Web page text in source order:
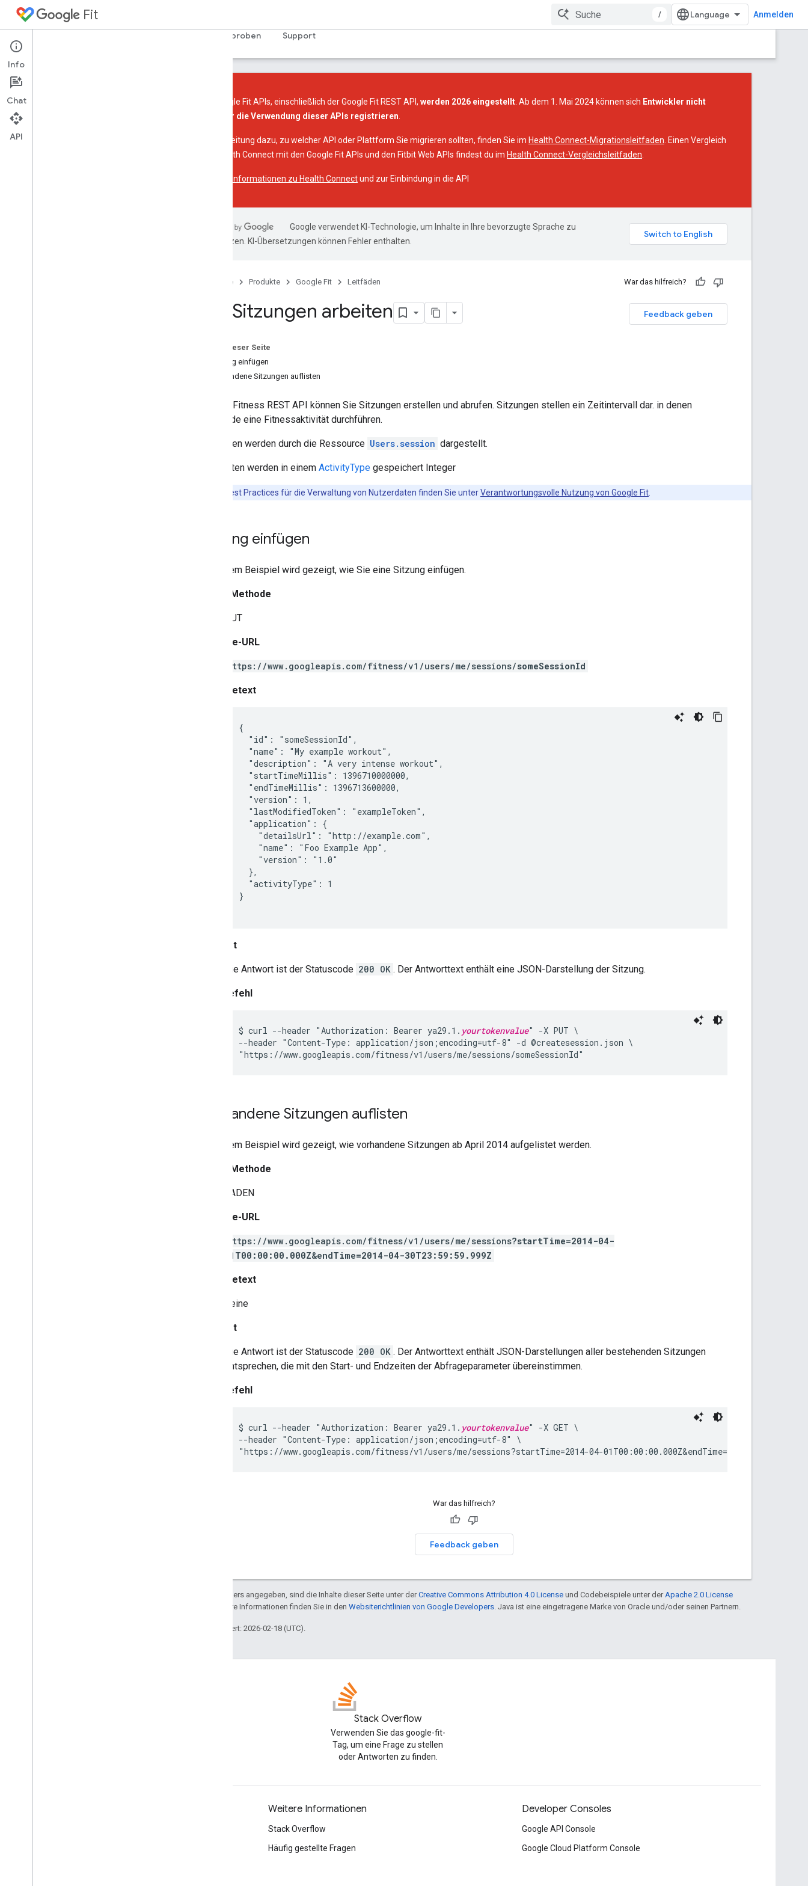
Fit / Anmelden
Produktproben Support
Einführung
Plattformüberblick
Die Google Fit APIs, einschließlich der Google Fit REST API, werden 2026 eingestellt . Ab dem 1. Mai 2024 können sich Entwickler nicht
mehr für die Verwendung dieser APIs registrieren
Eine Anleitung dazu, zu welcher API oder Plattform Sie migrieren sollten, finden Sie im Health Connect-Migrationsleitfaden . Einen Vergleich
von Health Connect mit den Google Fit APIs und den Fitbit Web APIs findest du im Health Connect-Vergleichsleitfaden
Weitere Informationen zu Health Connectund zur Einbindung in die API
Google verwendet KI-Technologie, um Inhalte in Ihre bevorzugte Sprache zu
übersetzen. KI-Übersetzungen können Fehler enthalten.
Startseite Produkte Google Fit Leitfäden War das hilfreich?
Feedback geben
Mit Sitzungen arbeiten
Auf dieser Seite
Sitzung einfügen
Vorhandene Sitzungen auflisten
Mit der Fitness REST API können Sie Sitzungen erstellen und abrufen. Sitzungen stellen ein Zeitintervall dar. in denen
Nutzende eine Fitnessaktivität durchführen.
Sitzungen werden durch die Ressource Users.session dargestellt.
Aktivitäten werden in einem ActivityType gespeichert Integer
:Best Practices für die Verwaltung von Nutzerdaten finden Sie unterVerantwortungsvolle Nutzung von Google Fit
Sitzung einfügen
In diesem Beispiel wird gezeigt, wie Sie eine Sitzung einfügen.
HTTP-Methode
PUT
Anfrage-URL
https://www.googleapis.com/fitness/v1/users/me/sessions/someSessionId
Anfragetext
{
  "id": "someSessionId",
  "name": "My example workout",
  "description": "A very intense workout",
  "startTimeMillis": 1396710000000,
  "endTimeMillis": 1396713600000,
  "version": 1,
  "lastModifiedToken": "exampleToken",
  "application": {
    "detailsUrl": "http://example.com",
    "name": "Foo Example App",
    "version": "1.0"
  },
  "activityType": 1
}
Antwort
Die Antwort ist der Statuscode 200 OK . Der Antworttext enthält eine JSON-Darstellung der Sitzung.
Curl-Befehl
$ curl --header "Authorization: Bearer ya29.1. yourtokenvalue" -X PUT \
--header "Content-Type: application/json;encoding=utf-8" -d @createsession.json \
"https://www.googleapis.com/fitness/v1/users/me/sessions/someSessionId"
Vorhandene Sitzungen auflisten
In diesem Beispiel wird gezeigt, wie vorhandene Sitzungen ab April 2014 aufgelistet werden.
HTTP-Methode
LADEN
Anfrage-URL
https://www.googleapis.com/fitness/v1/users/me/sessions?startTime=2014-04-
01T00:00:00.000Z&endTime=2014-04-30T23:59:59.999Z
Anfragetext
Keine
Antwort
Die Antwort ist der Statuscode 200 OK . Der Antworttext enthält JSON-Darstellungen aller bestehenden Sitzungen
entsprechen, die mit den Start- und Endzeiten der Abfrageparameter übereinstimmen.
Curl-Befehl
$ curl --header "Authorization: Bearer ya29.1. yourtokenvalue" -X GET \
--header "Content-Type: application/json;encoding=utf-8" \
"https://www.googleapis.com/fitness/v1/users/me/sessions?startTime=2014-04-01T00:00:00.000Z&endTime=2014-04-
War das hilfreich?
Feedback geben
Sofern nicht anders angegeben, sind die Inhalte dieser Seite unter derCreative Commons Attribution 4.0 License und Codebeispiele unter der Apache 2.0 License
lizenziert. Weitere Informationen finden Sie in den Websiterichtlinien von Google Developers . Java ist eine eingetragene Marke von Oracle und/oder seinen Partnern.
Zuletzt aktualisiert: 2026-02-18 (UTC).
Stack Overflow
Verwenden Sie das google-fit-
Tag, um eine Frage zu stellen
oder Antworten zu finden.
Weitere Informationen
Stack Overflow
Häufig gestellte Fragen
Developer Consoles
Google API Console
Google Cloud Platform Console
Info
Chat
API